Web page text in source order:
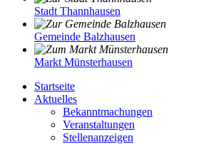
Stadt Thannhausen
Gemeinde Balzhausen
Markt Münsterhausen
Startseite
Aktuelles
Bekanntmachungen
Veranstaltungen
Stellenanzeigen